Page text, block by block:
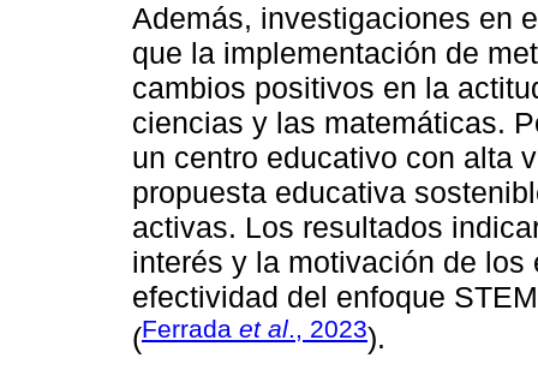
Además, investigaciones en
que la implementación de
cambios positivos en la
ciencias y las matemáticas.
un centro educativo con alta
propuesta educativa
activas. Los resultados
interés y la motivación de
efectividad del enfoque
(Ferrada et al., 2023).